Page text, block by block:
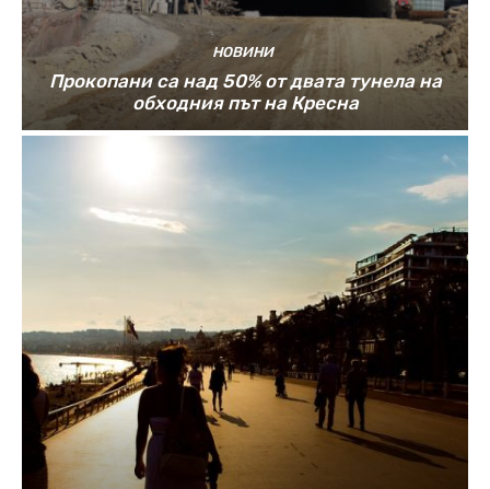
НОВИНИ
Прокопани са над 50% от двата тунела на
обходния път на Кресна